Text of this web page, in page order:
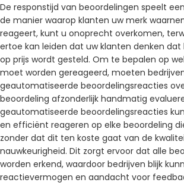
De responstijd van beoordelingen speelt
de manier waarop klanten uw merk
reageert, kunt u onoprecht overkomen,
ertoe kan leiden dat uw klanten denken
op prijs wordt gesteld. Om te bepalen op
moet worden gereageerd, moeten
geautomatiseerde beoordelingsreacties
beoordeling afzonderlijk handmatig
geautomatiseerde beoordelingsreacties
en efficiënt reageren op elke beoordeling
zonder dat dit ten koste gaat van de
nauwkeurigheid. Dit zorgt ervoor dat alle
worden erkend, waardoor bedrijven blijk
reactievermogen en aandacht voor